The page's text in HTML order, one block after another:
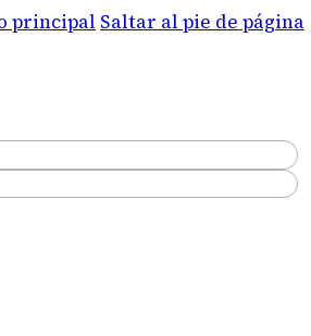
principal Saltar al pie de página